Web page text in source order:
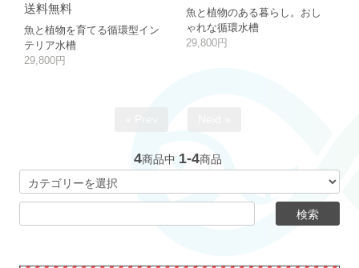
送料無料
魚と植物を育てる循環型イン
テリア水槽
29,800円
魚と植物のある暮らし。おし
ゃれな循環水槽
29,800円
4商品中 1-4商品